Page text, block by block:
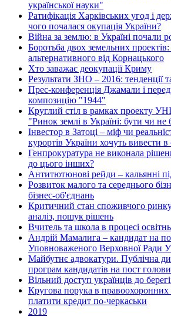
української науки"
Ратифікація Харківських угод і
чого почалася окупація України?
Війна за землю: в Україні почали
Боротьба двох земельних
альтернативного від Корнацького
Хто заважає деокупації Криму
Результати ЗНО – 2016: тенденції
Прес-конференція Джамали і
композицію "1944"
Круглий стіл в рамках проекту
"Ринок землі в Україні: бути чи не
Інвестор в Затоці – міф чи
курортів України хочуть вивести
Генпрокуратура не виконала
до цього інших?
Антитютюнові рейди – кальянні
Розвиток малого та середнього
бізнес-об'єднань
Критичний стан споживчого
аналіз, пошук рішень
Вчитель та школа в процесі
Андрій Мамалига – кандидат на
Уповноваженого Верховної Ради
Майбутнє адвокатури. Публічна
програм кандидатів на пост
Вільний доступ українців до
Кругова порука в правоохоронних
платити кредит по-черкаськи
2019